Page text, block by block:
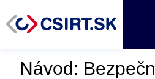
Návod: